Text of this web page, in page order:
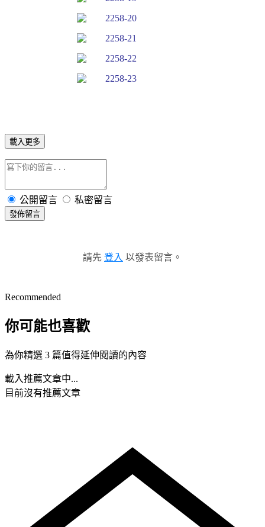
載入更多
公開留言 私密留言
發佈留言
請先 登入 以發表留言。
Recommended
你可能也喜歡
為你精選 3 篇值得延伸閱讀的內容
載入推薦文章中...
目前沒有推薦文章